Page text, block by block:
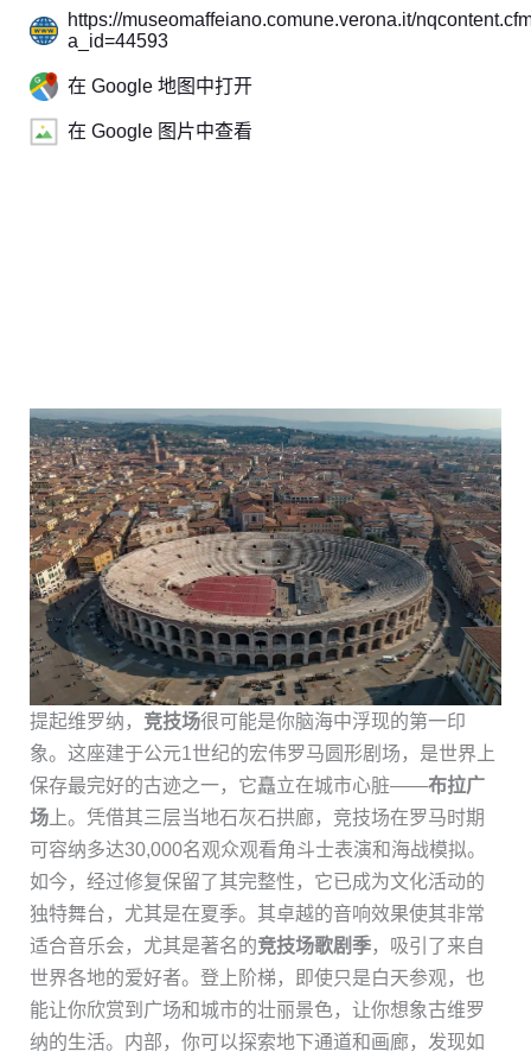
https://museomaffeiano.comune.verona.it/
a_id=44593
在 Google 地图中打开
在 Google 图片中查看
提起维罗纳， 竞技场很可能是你脑海中浮现的第一印
象。这座建于公元1世纪的宏伟罗马圆形剧场，是世界上
保存最完好的古迹之一，它矗立在城市心脏——布拉广
场上。凭借其三层当地石灰石拱廊，竞技场在罗马时期
可容纳多达30,000名观众观看角斗士表演和海战模拟。
如今，经过修复保留了其完整性，它已成为文化活动的
独特舞台，尤其是在夏季。其卓越的音响效果使其非常
适合音乐会，尤其是著名的竞技场歌剧季，吸引了来自
世界各地的爱好者。登上阶梯，即使只是白天参观，也
能让你欣赏到广场和城市的壮丽景色，让你想象古维罗
纳的生活。内部，你可以探索地下通道和画廊，发现如